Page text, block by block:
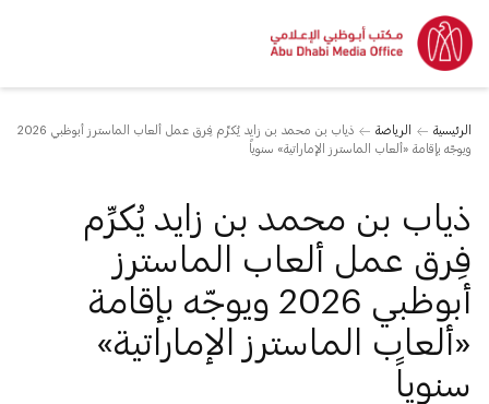
الرئيسية الرياضة
ذياب بن محمد بن زايد يُكرِّم فِرق عمل ألعاب الماسترز أبوظبي 2026
ويوجّه بإقامة «ألعاب الماسترز الإماراتية» سنوياً
ذياب بن محمد بن زايد يُكرِّم
فِرق عمل ألعاب الماسترز
أبوظبي 2026 ويوجّه بإقامة
«ألعاب الماسترز الإماراتية»
سنوياً